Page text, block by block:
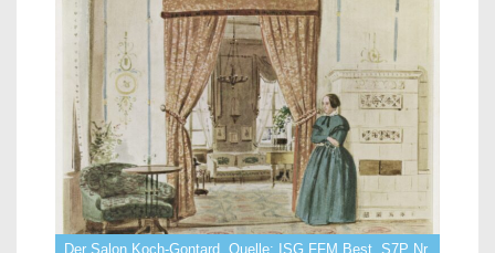
Der Salon Koch-Gontard. Quelle: ISG FFM Best. S7P Nr.